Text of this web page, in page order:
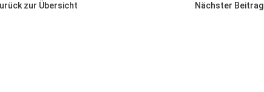
zur Übersicht Nächster Beitrag